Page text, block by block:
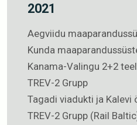
2021
Aegviidu
Kunda
Kanama-Valingu 2+2
TREV-2 Grupp
Tagadi viadukti ja
TREV-2 Grupp (Rail